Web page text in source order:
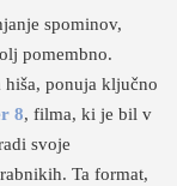
spominov,
pomembno.
hiša, ponuja ključno
8, filma, ki je bil v
svoje
Ta format,